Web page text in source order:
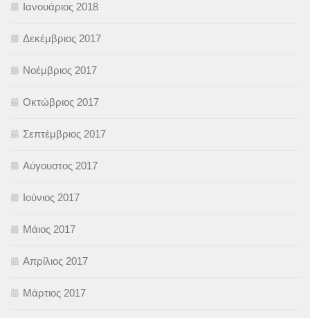
Ιανουάριος 2018
Δεκέμβριος 2017
Νοέμβριος 2017
Οκτώβριος 2017
Σεπτέμβριος 2017
Αύγουστος 2017
Ιούνιος 2017
Μάιος 2017
Απρίλιος 2017
Μάρτιος 2017